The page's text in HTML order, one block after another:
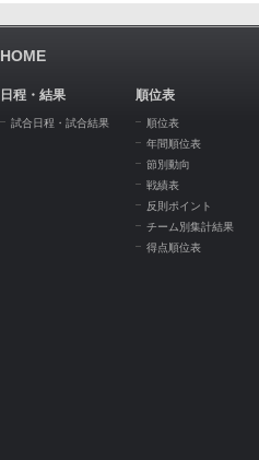
HOME
日程・結果
試合日程・試合結果
順位表
順位表
年間順位表
節別動向
戦績表
反則ポイント
チーム別集計結果
得点順位表